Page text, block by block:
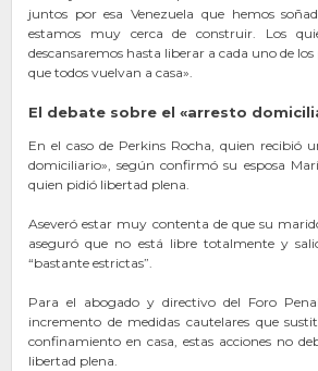
juntos por esa Venezuela que hemos
estamos muy cerca de construir. Los
descansaremos hasta liberar a cada uno de
que todos vuelvan a casa».
El debate sobre el «arresto
En el caso de Perkins Rocha, quien recibió
domiciliario», según confirmó su esposa
quien pidió libertad plena.
Aseveró estar muy contenta de que su
aseguró que no está libre totalmente y
“bastante estrictas”.
Para el abogado y directivo del Foro
incremento de medidas cautelares que
confinamiento en casa, estas acciones no
libertad plena.